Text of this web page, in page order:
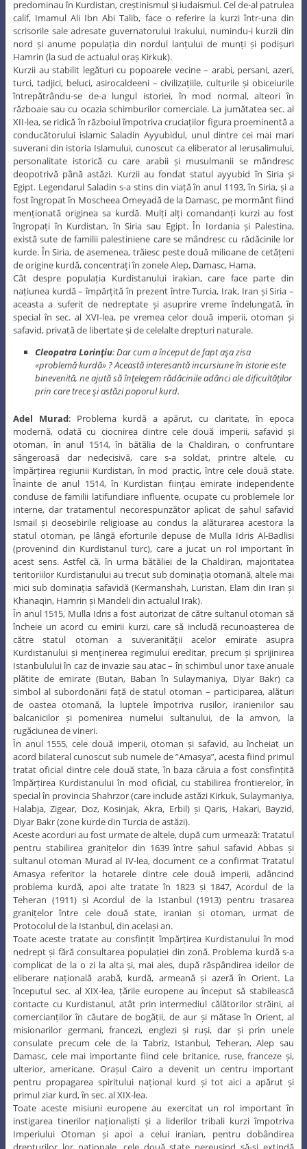
predominau în Kurdistan, creștinismul și iudaismul. Cel de-al patrulea
calif, Imamul Ali Ibn Abi Talib, face o referire la kurzi într-una din
scrisorile sale adresate guvernatorului Irakului, numindu-i kurzii din
nord și anume populația din nordul lanțului de munți și podișuri
Hamrin (la sud de actualul oraș Kirkuk).
Kurzii au stabilit legături cu popoarele vecine – arabi, persani, azeri,
turci, tadjici, beluci, asirocaldeeni – civilizațiile, culturile și obiceiurile
întrepătrându-se de-a lungul istoriei, în mod normal, alteori în
războaie sau cu ocazia schimburilor comerciale. La jumătatea sec. al
XII-lea, se ridică în războiul împotriva cruciaților figura proeminentă a
conducătorului islamic Saladin Ayyubidul, unul dintre cei mai mari
suverani din istoria Islamului, cunoscut ca eliberator al Ierusalimului,
personalitate istorică cu care arabii și musulmanii se mândresc
deopotrivă până astăzi. Kurzii au fondat statul ayyubid în Siria și
Egipt. Legendarul Saladin s-a stins din viață în anul 1193, în Siria, și a
fost îngropat în Moscheea Omeyadă de la Damasc, pe mormânt fiind
menționată originea sa kurdă. Mulți alți comandanți kurzi au fost
îngropați în Kurdistan, în Siria sau Egipt. În Iordania și Palestina,
există sute de familii palestiniene care se mândresc cu rădăcinile lor
kurde. În Siria, de asemenea, trăiesc peste două milioane de cetățeni
de origine kurdă, concentrați în zonele Alep, Damasc, Hama.
Cât despre populația Kurdistanului irakian, care face parte din
națiunea kurdă – împărțită în prezent între Turcia, Irak, Iran și Siria –
aceasta a suferit de nedreptate și asuprire vreme îndelungată, în
special în sec. al XVI-lea, pe vremea celor două imperii, otoman și
safavid, privată de libertate și de celelalte drepturi naturale.
Cleopatra Lorinţiu: Dar cum a început de fapt aşa zisa
«problemă kurdă» ? Această interesantă incursiune în istorie este
binevenită, ne ajută să înţelegem rădăcinile adânci ale dificultăţilor
prin care trece şi astăzi poporul kurd.
Adel Murad: Problema kurdă a apărut, cu claritate, în epoca
modernă, odată cu ciocnirea dintre cele două imperii, safavid și
otoman, în anul 1514, în bătălia de la Chaldiran, o confruntare
sângeroasă dar nedecisivă, care s-a soldat, printre altele, cu
împărțirea regiunii Kurdistan, în mod practic, între cele două state.
Înainte de anul 1514, în Kurdistan ființau emirate independente
conduse de familii latifundiare influente, ocupate cu problemele lor
interne, dar tratamentul necorespunzător aplicat de șahul safavid
Ismail și deosebirile religioase au condus la alăturarea acestora la
statul otoman, pe lângă eforturile depuse de Mulla Idris Al-Badlisi
(provenind din Kurdistanul turc), care a jucat un rol important în
acest sens. Astfel că, în urma bătăliei de la Chaldiran, majoritatea
teritoriilor Kurdistanului au trecut sub dominația otomană, altele mai
mici sub dominația safavidă (Kermanshah, Luristan, Elam din Iran și
Khanaqin, Hamrin și Mandeli din actualul Irak).
În anul 1515, Mulla Idris a fost autorizat de către sultanul otoman să
încheie un acord cu emirii kurzi, care să includă recunoașterea de
către statul otoman a suveranității acelor emirate asupra
Kurdistanului și menținerea regimului ereditar, precum și sprijinirea
Istanbulului în caz de invazie sau atac – în schimbul unor taxe anuale
plătite de emirate (Butan, Baban în Sulaymaniya, Diyar Bakr) ca
simbol al subordonării față de statul otoman – participarea, alături
de oastea otomană, la luptele împotriva rușilor, iranienilor sau
balcanicilor și pomenirea numelui sultanului, de la amvon, la
rugăciunea de vineri.
În anul 1555, cele două imperii, otoman și safavid, au încheiat un
acord bilateral cunoscut sub numele de ”Amasya”, acesta fiind primul
tratat oficial dintre cele două state, în baza căruia a fost consfințită
împărțirea Kurdistanului în mod oficial, cu stabilirea frontierelor, în
special în provincia Shahrzor (care include astăzi Kirkuk, Sulaymaniya,
Halabja, Zigear, Doz, Kosinjak, Akra, Erbil) și Qaris, Hakari, Bayzid,
Diyar Bakr (zone kurde din Turcia de astăzi).
Aceste acorduri au fost urmate de altele, după cum urmează: Tratatul
pentru stabilirea granițelor din 1639 între șahul safavid Abbas și
sultanul otoman Murad al IV-lea, document ce a confirmat Tratatul
Amasya referitor la hotarele dintre cele două imperii, adâncind
problema kurdă, apoi alte tratate în 1823 și 1847, Acordul de la
Teheran (1911) și Acordul de la Istanbul (1913) pentru trasarea
granițelor între cele două state, iranian și otoman, urmat de
Protocolul de la Istanbul, din același an.
Toate aceste tratate au consfințit împărțirea Kurdistanului în mod
nedrept și fără consultarea populației din zonă. Problema kurdă s-a
complicat de la o zi la alta și, mai ales, după răspândirea ideilor de
eliberare națională arabă, kurdă, armeană și azeră în Orient. La
începutul sec. al XIX-lea, țările europene au început să stabilească
contacte cu Kurdistanul, atât prin intermediul călătorilor străini, al
comercianților în căutare de bogății, de aur și mătase în Orient, al
misionarilor germani, francezi, englezi și ruși, dar și prin unele
consulate precum cele de la Tabriz, Istanbul, Teheran, Alep sau
Damasc, cele mai importante fiind cele britanice, ruse, franceze și,
ulterior, americane. Orașul Cairo a devenit un centru important
pentru propagarea spiritului național kurd și tot aici a apărut și
primul ziar kurd, în sec. al XIX-lea.
Toate aceste misiuni europene au exercitat un rol important în
instigarea tinerilor naționaliști și a liderilor tribali kurzi împotriva
Imperiului Otoman și apoi a celui iranian, pentru dobândirea